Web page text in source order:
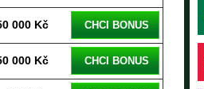
000 Kč CHCI BONUS
000 Kč CHCI BONUS